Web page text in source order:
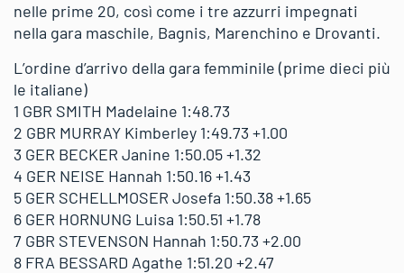
nelle prime 20, così come i tre azzurri impegnati
nella gara maschile, Bagnis, Marenchino e Drovanti.
L’ordine d’arrivo della gara femminile (prime dieci più
le italiane)
1 GBR SMITH Madelaine 1:48.73
2 GBR MURRAY Kimberley 1:49.73 +1.00
3 GER BECKER Janine 1:50.05 +1.32
4 GER NEISE Hannah 1:50.16 +1.43
5 GER SCHELLMOSER Josefa 1:50.38 +1.65
6 GER HORNUNG Luisa 1:50.51 +1.78
7 GBR STEVENSON Hannah 1:50.73 +2.00
8 FRA BESSARD Agathe 1:51.20 +2.47